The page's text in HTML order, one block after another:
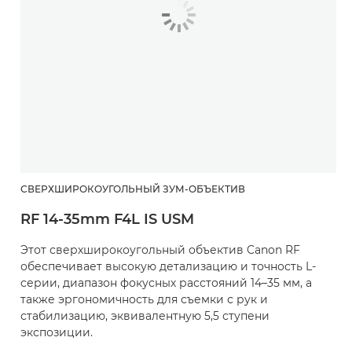
СВЕРХШИРОКОУГОЛЬНЫЙ ЗУМ-ОБЪЕКТИВ
RF 14-35mm F4L IS USM
Этот сверхширокоугольный объектив Canon RF
обеспечивает высокую детализацию и точность L-
серии, диапазон фокусных расстояний 14–35 мм, а
также эргономичность для съемки с рук и
стабилизацию, эквивалентную 5,5 ступени
экспозиции.